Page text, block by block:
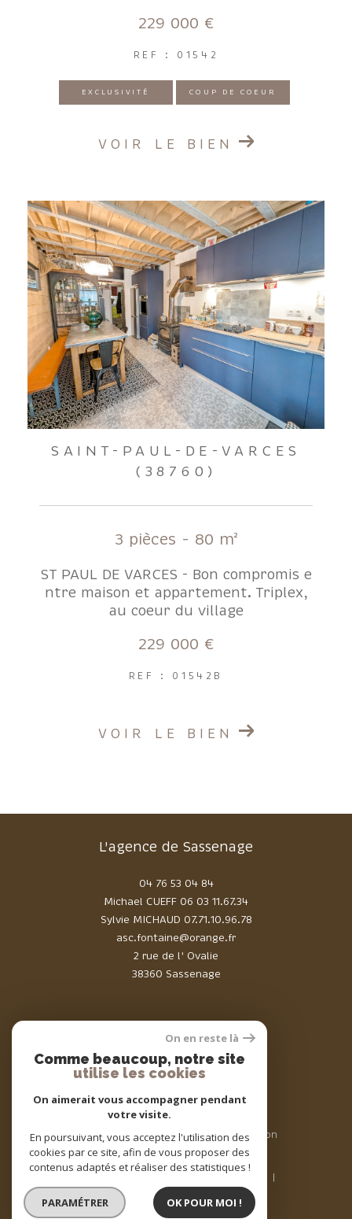
229 000 €
REF : 01542
EXCLUSIVITÉ COUP DE COEUR
VOIR LE BIEN
SAINT-PAUL-DE-VARCES
(38760)
3 pièces - 80 m²
ST PAUL DE VARCES - Bon compromis e
ntre maison et appartement. Triplex,
au coeur du village
229 000 €
REF : 01542B
VOIR LE BIEN
L'agence de Sassenage
04 76 53 04 84
2 rue de l' Ovalie
38360 Sassenage
Michael CUEFF 06 03 11.67.34
Sylvie MICHAUD 07.71.10.96.78
asc.fontaine@orange.fr
Adhérents
© 2026 | Tous droits réservés | Traduction
powered by Google |
Nos honoraires
Plan du site
Mentions légales
Nos liens
Politique RGPD
On en reste là
Comme beaucoup, notre site
utilise les cookies
On aimerait vous accompagner pendant
votre visite.
En poursuivant, vous acceptez l'utilisation des
cookies par ce site, afin de vous proposer des
contenus adaptés et réaliser des statistiques !
PARAMÉTRER OK POUR MOI !